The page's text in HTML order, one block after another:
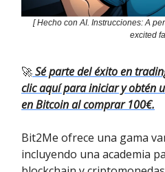
[ Hecho con AI. Instrucciones: A
excited
🚀Sé parte del éxito en
clic aquí para iniciar y obtén
en Bitcoin al comprar 100€.
Bit2Me ofrece una gama
incluyendo una academia